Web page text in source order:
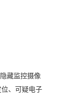
藏监控摄像
、可疑电子